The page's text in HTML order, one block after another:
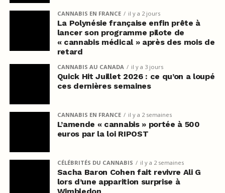
CANNABIS EN FRANCE il y a 2 jours
La Polynésie française enfin prête à
lancer son programme pilote de
« cannabis médical » après des mois de
retard
CANNABIS AU CANADA il y a 3 jours
Quick Hit Juillet 2026 : ce qu’on a loupé
ces dernières semaines
CANNABIS EN FRANCE il y a 2 semaines
L’amende « cannabis » portée à 500
euros par la loi RIPOST
CÉLÉBRITÉS DU CANNABIS il y a 2 semaines
Sacha Baron Cohen fait revivre Ali G
lors d’une apparition surprise à